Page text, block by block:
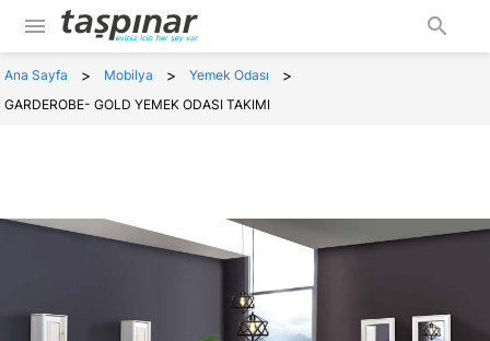
menu search
Ana Sayfa > Mobilya > Yemek Odası >
GARDEROBE- GOLD YEMEK ODASI TAKIMI